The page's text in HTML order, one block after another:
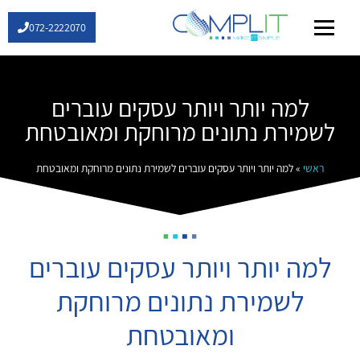
072-2222070
למה יותר ויותר עסקים עוברים
לשמירת נתונים מרוחקת ומאובטחת
ראשי »למה יותר ויותר עסקים עוברים לשמירת נתונים מרוחקת ומאובטחת
למה יותר ויותר עסקים עוברים
לשמירת נתונים מרוחקת
ומאובטחת